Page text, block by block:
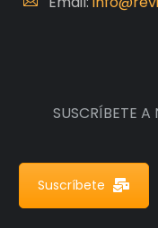
SUSCRÍBETE A
Suscríbete